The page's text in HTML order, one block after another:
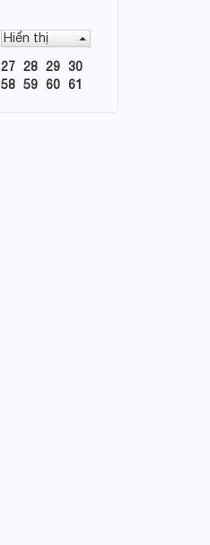
Hiển thị
27 28 29 30
58 59 60 61